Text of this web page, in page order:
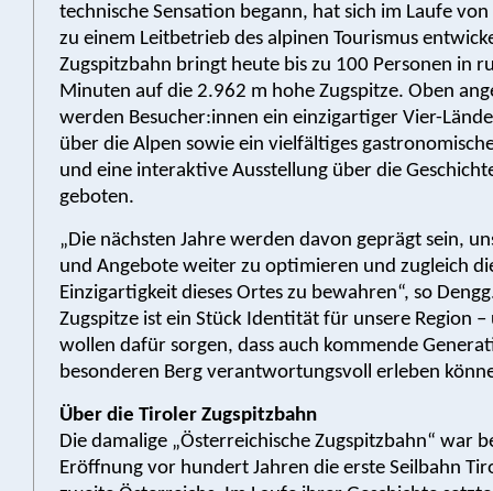
technische Sensation begann, hat sich im Laufe
zu einem Leitbetrieb des alpinen Tourismus
Zugspitzbahn bringt heute bis zu 100 Personen in
Minuten auf die 2.962 m hohe Zugspitze. Oben
werden Besucher:innen ein einzigartiger Vier-
über die Alpen sowie ein vielfältiges
und eine interaktive Ausstellung über die
geboten.
„Die nächsten Jahre werden davon geprägt sein,
und Angebote weiter zu optimieren und zugleich
Einzigartigkeit dieses Ortes zu bewahren“, so
Zugspitze ist ein Stück Identität für unsere Region
wollen dafür sorgen, dass auch kommende
besonderen Berg verantwortungsvoll erleben
Über die Tiroler Zugspitzbahn
Die damalige „Österreichische Zugspitzbahn“ war
Eröffnung vor hundert Jahren die erste Seilbahn